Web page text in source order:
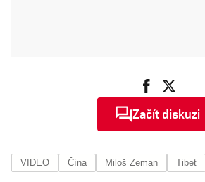
Začít diskuzi
VIDEO Čína Miloš Zeman Tibet